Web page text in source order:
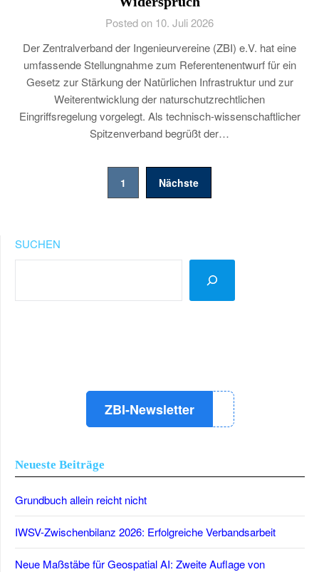
Posted on 10. Juli 2026
Der Zentralverband der Ingenieurvereine (ZBI) e.V. hat eine
umfassende Stellungnahme zum Referentenentwurf für ein
Gesetz zur Stärkung der Natürlichen Infrastruktur und zur
Weiterentwicklung der naturschutzrechtlichen
Eingriffsregelung vorgelegt. Als technisch-wissenschaftlicher
Spitzenverband begrüßt der…
Seitennummerierung
1 Nächste
SUCHEN
ZBI-Newsletter
Neueste Beiträge
Grundbuch allein reicht nicht
IWSV-Zwischenbilanz 2026: Erfolgreiche Verbandsarbeit
Neue Maßstäbe für Geospatial AI: Zweite Auflage von